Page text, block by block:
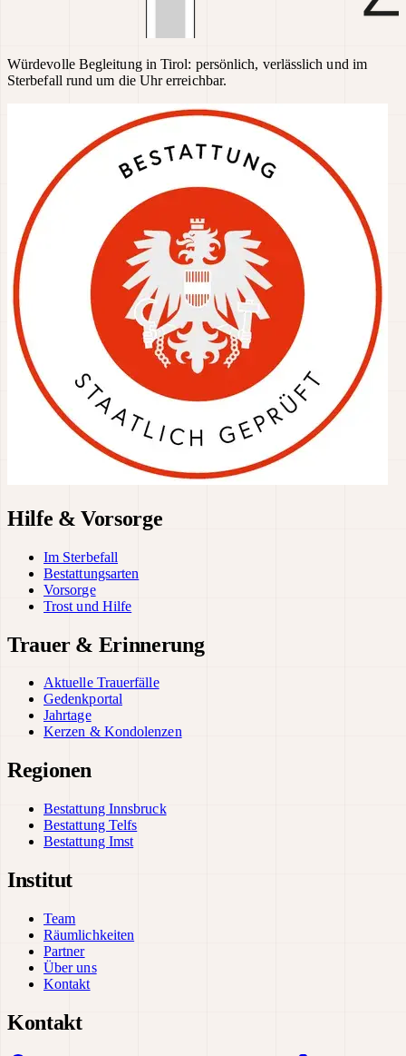
Würdevolle Begleitung in Tirol: persönlich, verlässlich und im
Sterbefall rund um die Uhr erreichbar.
Hilfe & Vorsorge
Im Sterbefall
Bestattungsarten
Vorsorge
Trost und Hilfe
Trauer & Erinnerung
Aktuelle Trauerfälle
Gedenkportal
Jahrtage
Kerzen & Kondolenzen
Regionen
Bestattung Innsbruck
Bestattung Telfs
Bestattung Imst
Institut
Team
Räumlichkeiten
Partner
Über uns
Kontakt
Kontakt